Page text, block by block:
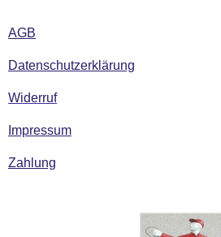
AGB
Datenschutzerklärung
Widerruf
Impressum
Zahlung